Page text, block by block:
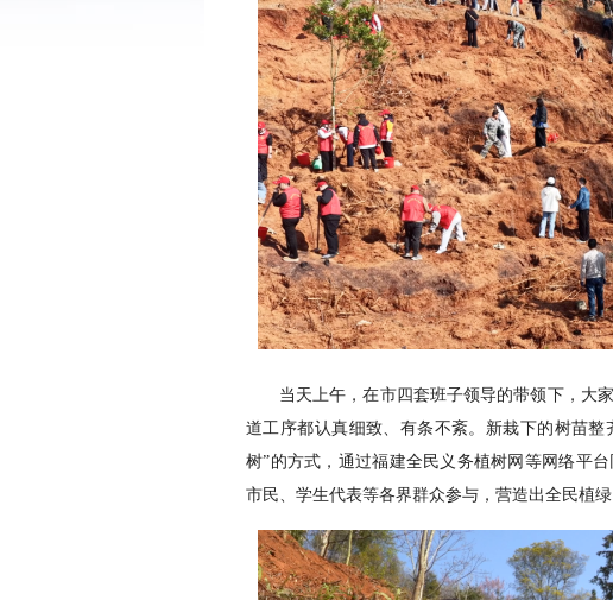
当天上午，在市四套班子领导的带领下，大
道工序都认真细致、有条不紊。新栽下的树苗
树”的方式，通过福建全民义务植树网等网络平
市民、学生代表等各界群众参与，营造出全民植